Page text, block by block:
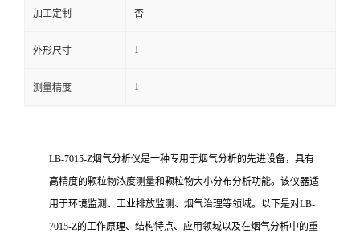
加工定制 否
外形尺寸 1
测量精度 1
LB-7015-Z烟气分析仪是一种专用于烟气分析的先进设备，具有
高精度的颗粒物浓度测量和颗粒物大小分布分析功能。该仪器适
用于环境监测、工业排放监测、烟气治理等领域。以下是对LB-
7015-Z的工作原理、结构特点、应用领域以及在烟气分析中的重